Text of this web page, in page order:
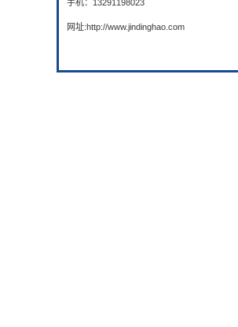
手机：13291198023
网址:http://www.jindinghao.com